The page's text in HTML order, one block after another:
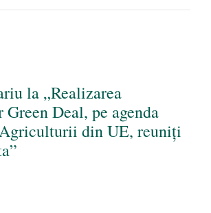
la „Realizarea
Deal, pe agenda
din UE, reuniți